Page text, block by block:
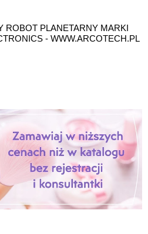
ROBOT PLANETARNY MARKI
- WWW.ARCOTECH.PL